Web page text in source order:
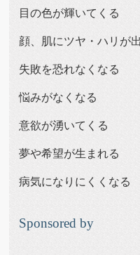
目の色が輝いてくる
顔、肌にツヤ・ハリが
失敗を恐れなくなる
悩みがなくなる
意欲が湧いてくる
夢や希望が生まれる
病気になりにくくなる
Sponsored by